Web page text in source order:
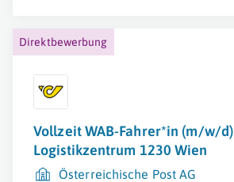
Direktbewerbung
Vollzeit WAB-Fahrer*in (m/w/d)
Logistikzentrum 1230 Wien
Österreichische Post AG